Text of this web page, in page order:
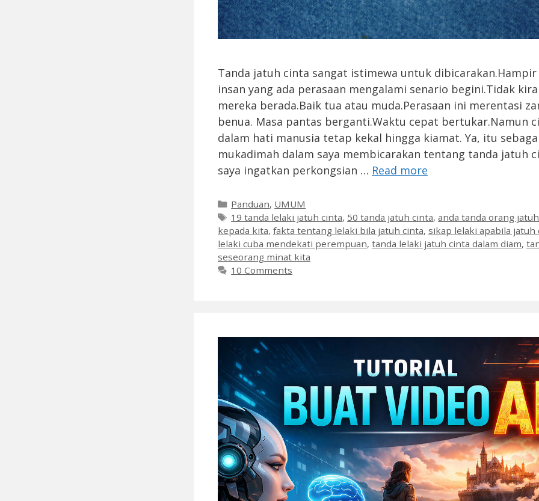
Tanda jatuh cinta sangat istimewa untuk dibicarakan.Hampir
insan yang ada perasaan mengalami senario begini.Tidak
mereka berada.Baik tua atau muda.Perasaan ini merentasi
benua. Masa pantas berganti.Waktu cepat bertukar.Namun
dalam hati manusia tetap kekal hingga kiamat. Ya, itu
mukadimah dalam saya membicarakan tentang tanda jatuh
saya ingatkan perkongsian … Read more
Categories
Panduan, UMUM
Tags
19 tanda lelaki jatuh cinta, 50 tanda jatuh cinta,anda tanda orang
kepada kita, fakta tentang lelaki bila jatuh cinta, sikap lelaki apabila jatuh
lelaki cuba mendekati perempuan, tanda lelaki jatuh cinta dalam diam,
seseorang minat kita
10 Comments